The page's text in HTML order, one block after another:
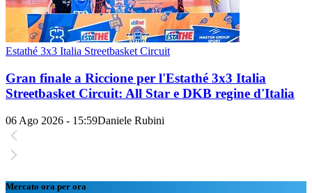
Estathé 3x3 Italia Streetbasket Circuit
Gran finale a Riccione per l'Estathé 3x3 Italia
Streetbasket Circuit: All Star e DKB regine d'Italia
06 Ago 2026 - 15:59Daniele Rubini
Mercato ora per ora